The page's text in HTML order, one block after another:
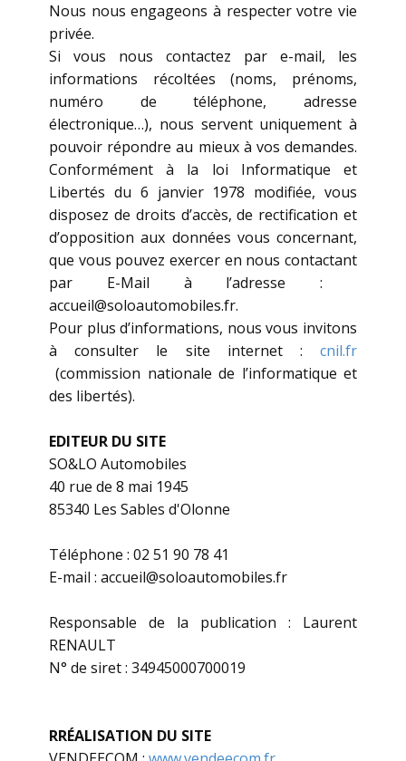
Nous nous engageons à respecter votre vie
privée.
Si vous nous contactez par e-mail, les
informations récoltées (noms, prénoms,
numéro de téléphone, adresse
électronique…), nous servent uniquement à
pouvoir répondre au mieux à vos demandes.
Conformément à la loi Informatique et
Libertés du 6 janvier 1978 modifiée, vous
disposez de droits d’accès, de rectification et
d’opposition aux données vous concernant,
que vous pouvez exercer en nous contactant
par E-Mail à l’adresse : ​​​​​
accueil@soloautomobiles.fr.
Pour plus d’informations, nous vous invitons
à consulter le site internet : cnil.fr
(commission nationale de l’informatique et
des libertés).
EDITEUR DU SITE
SO&LO Automobiles
40 rue de 8 mai 1945
85340 Les Sables d'Olonne
Téléphone : ​ ​02 51 90 78 41
E-mail : ​​​accueil@soloautomobiles.fr
Responsable de la publication : Laurent
RENAULT
N° de siret : ​34945000700019
RRÉALISATION DU SITE